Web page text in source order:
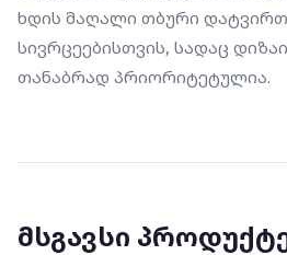
ხდის მაღალი თბური
სივრცეებისთვის, სადაც
თანაბრად პრიორიტეტულია.
მსგავსი